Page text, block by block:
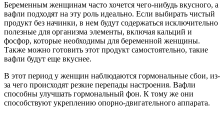
Беременным женщинам часто хочется чего-нибудь вкусного, а
вафли подходят на эту роль идеально. Если выбирать чистый
продукт без начинки, в нем будут содержаться исключительно
полезные для организма элементы, включая кальций и
фосфор, которые необходимы для беременной женщины.
Также можно готовить этот продукт самостоятельно, такие
вафли будут еще вкуснее.
В этот период у женщин наблюдаются гормональные сбои, из-
за чего происходят резкие перепады настроения. Вафли
способны улучшать гормональный фон. К тому же они
способствуют укреплению опорно-двигательного аппарата.